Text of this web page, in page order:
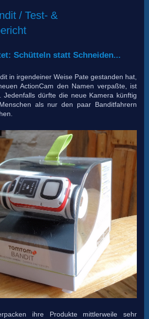
/ Test- &
Schütteln statt Schneiden...
in irgendeiner Weise Pate gestanden hat,
ActionCam den Namen verpaßte, ist
Jedenfalls dürfte die neue Kamera künftig
als nur den paar Banditfahrern
ihre Produkte mittlerweile sehr